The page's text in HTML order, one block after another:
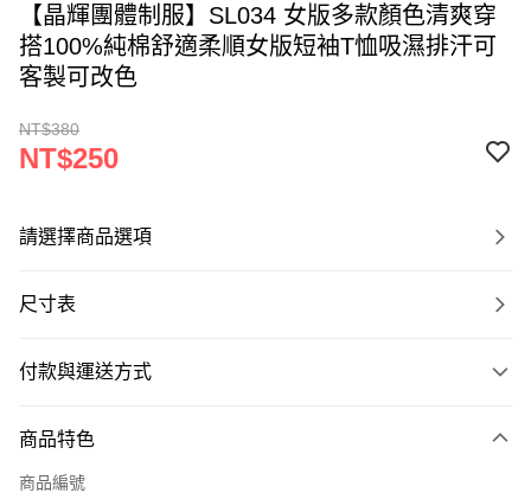
【晶輝團體制服】SL034 女版多款顏色清爽穿
搭100%純棉舒適柔順女版短袖T恤吸濕排汗可
客製可改色
NT$380
NT$250
請選擇商品選項
尺寸表
付款與運送方式
信用卡一次付款
商品特色
商品編號